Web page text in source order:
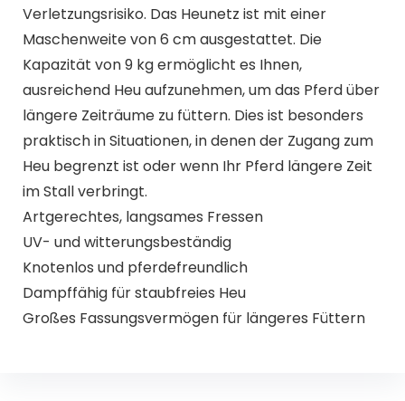
Verletzungsrisiko. Das Heunetz ist mit einer
Maschenweite von 6 cm ausgestattet. Die
Kapazität von 9 kg ermöglicht es Ihnen,
ausreichend Heu aufzunehmen, um das Pferd über
längere Zeiträume zu füttern. Dies ist besonders
praktisch in Situationen, in denen der Zugang zum
Heu begrenzt ist oder wenn Ihr Pferd längere Zeit
im Stall verbringt.
Artgerechtes, langsames Fressen
UV- und witterungsbeständig
Knotenlos und pferdefreundlich
Dampffähig für staubfreies Heu
Großes Fassungsvermögen für längeres Füttern